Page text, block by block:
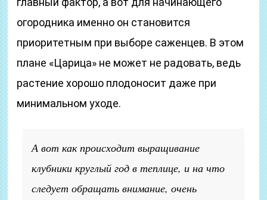
огородника именно он становится
приоритетным при выборе саженцев. В этом
плане «Царица» не может не радовать, ведь
растение хорошо плодоносит даже при
минимальном уходе.
А вот как происходит выращивание
клубники круглый год в теплице, и на что
следует обращать внимание, очень